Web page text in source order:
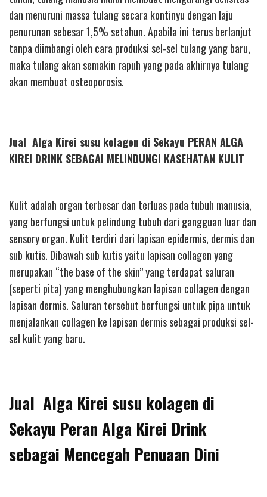
dan menuruni massa tulang secara kontinyu dengan laju
penurunan sebesar 1,5% setahun. Apabila ini terus berlanjut
tanpa diimbangi oleh cara produksi sel-sel tulang yang baru,
maka tulang akan semakin rapuh yang pada akhirnya tulang
akan membuat osteoporosis.
Jual Alga Kirei susu kolagen di Sekayu PERAN ALGA
KIREI DRINK SEBAGAI MELINDUNGI KASEHATAN KULIT
Kulit adalah organ terbesar dan terluas pada tubuh manusia,
yang berfungsi untuk pelindung tubuh dari gangguan luar dan
sensory organ. Kulit terdiri dari lapisan epidermis, dermis dan
sub kutis. Dibawah sub kutis yaitu lapisan collagen yang
merupakan “the base of the skin” yang terdapat saluran
(seperti pita) yang menghubungkan lapisan collagen dengan
lapisan dermis. Saluran tersebut berfungsi untuk pipa untuk
menjalankan collagen ke lapisan dermis sebagai produksi sel-
sel kulit yang baru.
Jual Alga Kirei susu kolagen di
Sekayu Peran Alga Kirei Drink
sebagai Mencegah Penuaan Dini